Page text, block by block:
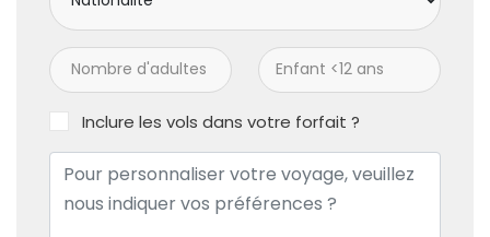
Inclure les vols dans votre forfait ?